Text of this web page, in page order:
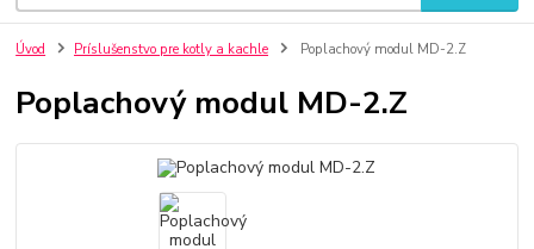
Úvod Príslušenstvo pre kotly a kachle Poplachový modul MD-2.Z
Poplachový modul MD-2.Z